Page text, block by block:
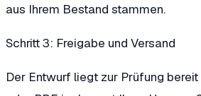
aus Ihrem Bestand stammen.
Schritt 3: Freigabe und Versand
Der Entwurf liegt zur Prüfung